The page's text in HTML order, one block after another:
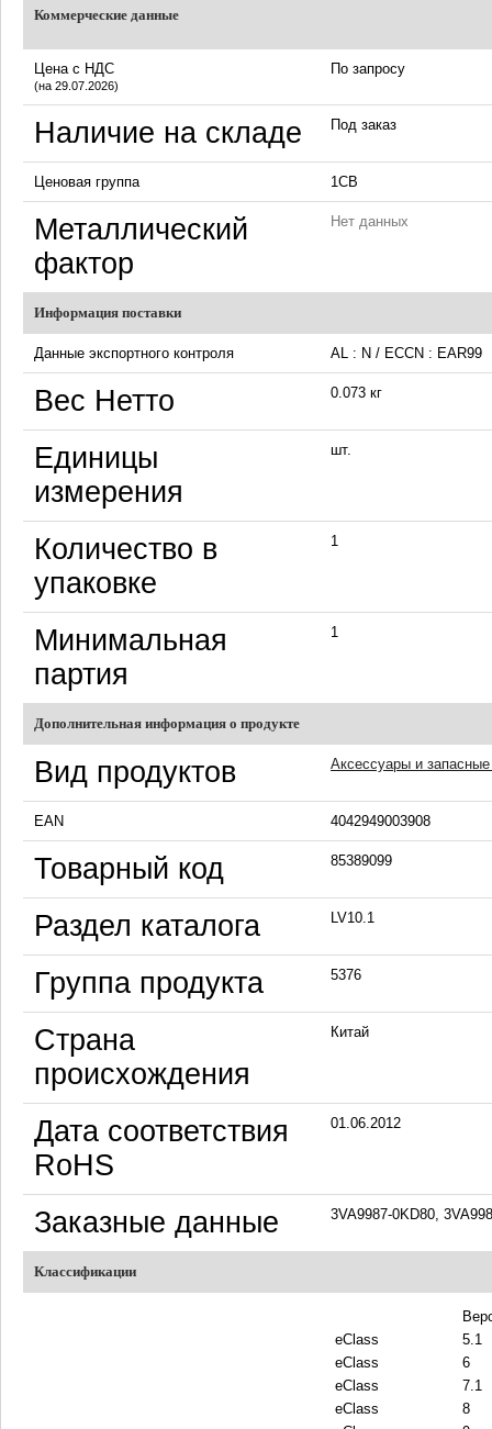
Коммерческие данные
Цена с НДС
(на 29.07.2026)
По запросу
Наличие на складе Под заказ
Ценовая группа 1CB
Металлический
фактор
Нет данных
Информация поставки
Данные экспортного контроля AL : N / ECCN : EAR99
Вес Нетто 0.073 кг
Единицы
измерения
шт.
Количество в
упаковке
1
Минимальная
партия
1
Дополнительная информация о продукте
Вид продуктов Аксессуары и запасные
EAN 4042949003908
Товарный код 85389099
Раздел каталога LV10.1
Группа продукта 5376
Страна
происхождения
Китай
Дата соответствия
RoHS
01.06.2012
Заказные данные 3VA9987-0KD80,
Классификации
eClass
5.1
eClass
6
eClass
7.1
eClass
8